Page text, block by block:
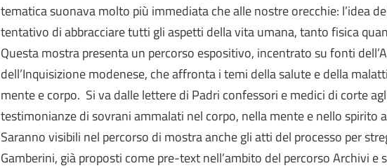
tematica suonava molto più immediata che alle nostre orecchie: l’idea
tentativo di abbracciare tutti gli aspetti della vita umana, tanto fisica
Questa mostra presenta un percorso espositivo, incentrato su fonti
dell’Inquisizione modenese, che affronta i temi della salute e della
mente e corpo. Si va dalle lettere di Padri confessori e medici di corte
testimonianze di sovrani ammalati nel corpo, nella mente e nello spirito
Saranno visibili nel percorso di mostra anche gli atti del processo per
Gamberini, già proposti come pre-text nell’ambito del percorso Archivi e